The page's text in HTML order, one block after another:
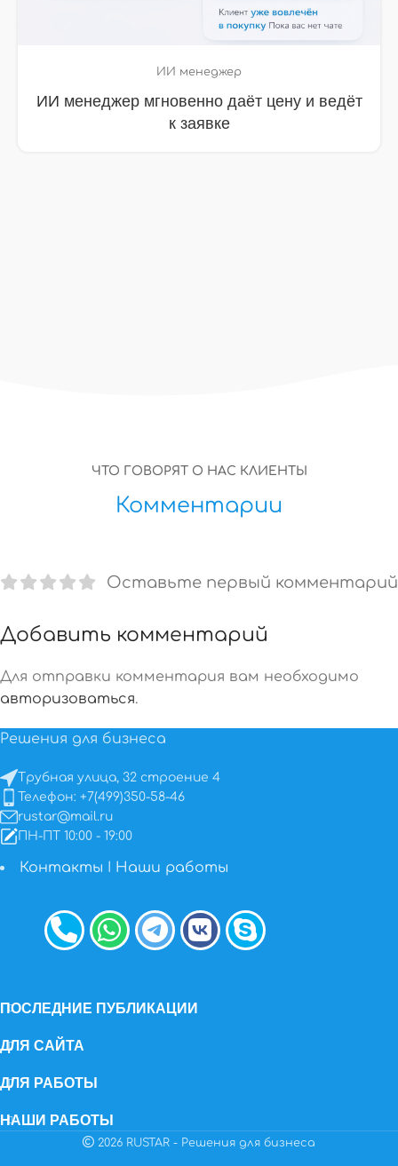
ЧТО ГОВОРЯТ О НАС КЛИЕНТЫ
Комментарии
Оставьте первый комментарий
Добавить комментарий
Для отправки комментария вам необходимо
авторизоваться.
Решения для бизнеса
Трубная улица, 32 строение 4
Телефон: +7(499)350-58-46
rustar@mail.ru
ПН-ПТ 10:00 - 19:00
Контакты Наши работы
ПОСЛЕДНИЕ ПУБЛИКАЦИИ
ДЛЯ САЙТА
ДЛЯ РАБОТЫ
НАШИ РАБОТЫ
2026 RUSTAR - Решения для бизнеса